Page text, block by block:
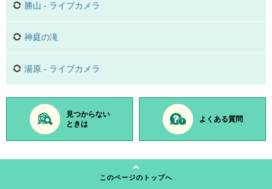
勝山 - ライブカメラ
神庭の滝
湯原 - ライブカメラ
見つからない
ときは
よくある質問
このページのトップへ